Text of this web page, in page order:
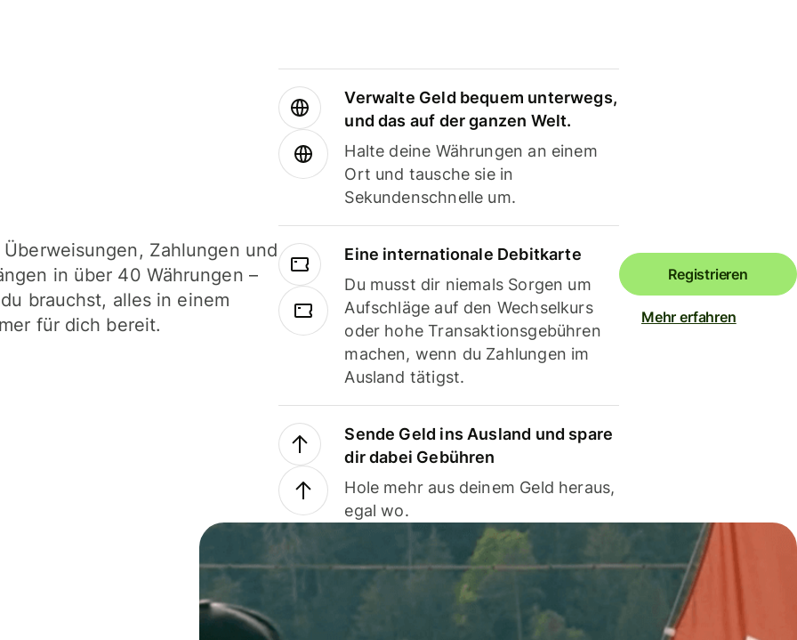
Zahlungen und
in über 40 Währungen –
brauchst, alles in einem
für dich bereit.
Verwalte Geld bequem unterwegs,
und das auf der ganzen Welt.
Halte deine Währungen an einem
Ort und tausche sie in
Sekundenschnelle um.
Eine internationale Debitkarte
Du musst dir niemals Sorgen um
Aufschläge auf den Wechselkurs
oder hohe Transaktionsgebühren
machen, wenn du Zahlungen im
Ausland tätigst.
Sende Geld ins Ausland und spare
dir dabei Gebühren
Hole mehr aus deinem Geld heraus,
egal wo.
Registrieren
Mehr erfahren